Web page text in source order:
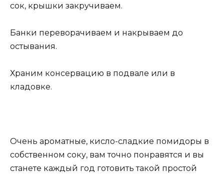
сок, крышки закручиваем.
Банки переворачиваем и накрываем до
остывания.
Храним консервацию в подвале или в
кладовке.
Очень ароматные, кисло-сладкие помидоры в
собственном соку, вам точно понравятся и вы
станете каждый год готовить такой простой